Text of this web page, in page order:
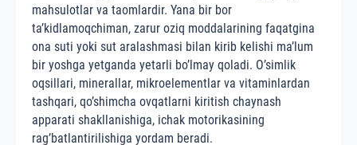
mahsulotlar va taomlardir. Yana bir bor
ta’kidlamoqchiman, zarur oziq moddalarining faqatgina
ona suti yoki sut aralashmasi bilan kirib kelishi ma’lum
bir yoshga yetganda yetarli bo’lmay qoladi. O’simlik
oqsillari, minerallar, mikroelementlar va vitaminlardan
tashqari, qo’shimcha ovqatlarni kiritish chaynash
apparati shakllanishiga, ichak motorikasining
rag’batlantirilishiga yordam beradi.